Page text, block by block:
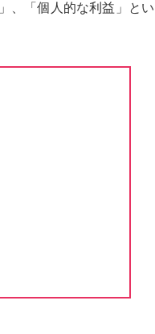
、「個人的な利益」とい